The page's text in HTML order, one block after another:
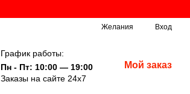
Желания Вход
График работы:
Пн - Пт: 10:00 — 19:00
Заказы на сайте 24х7
Мой заказ